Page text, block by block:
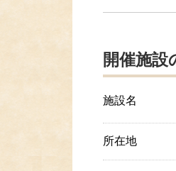
開催施設
施設名
所在地